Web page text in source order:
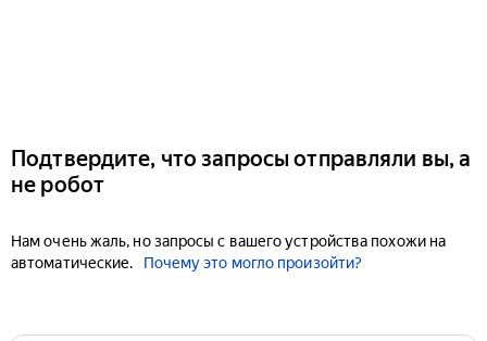
Подтвердите, что запросы отправляли вы, а
не робот
Нам очень жаль, но запросы с вашего устройства похожи на
автоматические.
Почему это могло произойти?